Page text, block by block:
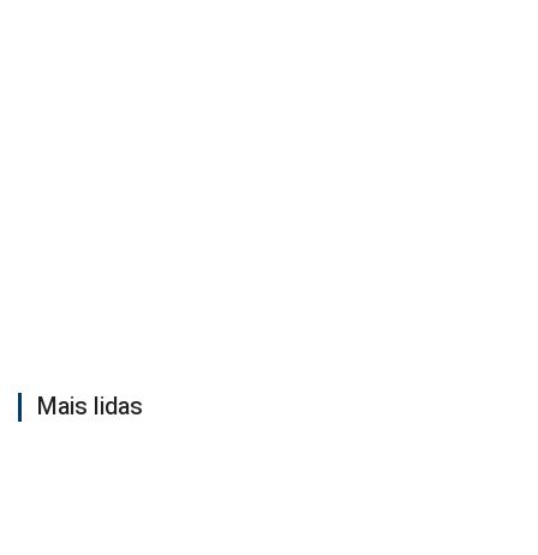
Mais lidas